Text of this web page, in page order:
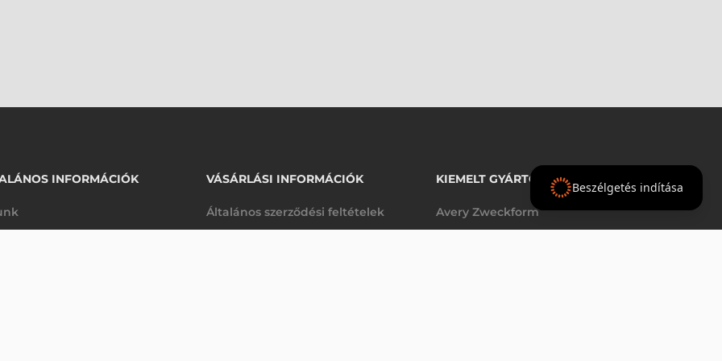
INFORMÁCIÓK VÁSÁRLÁSI INFORMÁCIÓK
Általános szerződési feltételek
KIEMELT GYÁRTÓINK
Avery Zweckform
Beszélgetés indítása